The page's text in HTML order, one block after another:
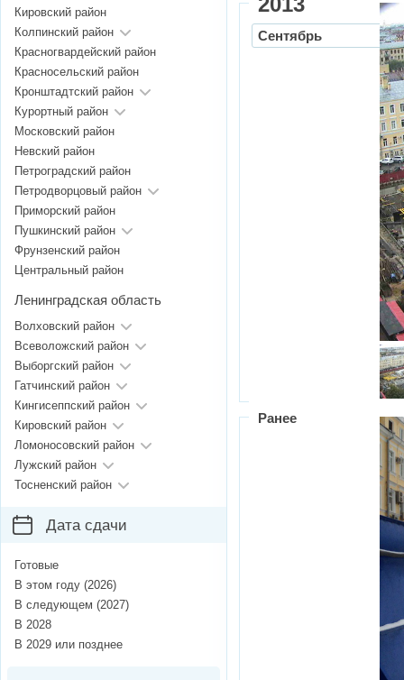
Сентябрь
Ранее
Кировский район
Колпинский район
Красногвардейский район
Красносельский район
Кронштадтский район
Курортный район
Московский район
Невский район
Петроградский район
Петродворцовый район
Приморский район
Пушкинский район
Фрунзенский район
Центральный район
Ленинградская область
Волховский район
Всеволожский район
Выборгский район
Гатчинский район
Кингисеппский район
Кировский район
Ломоносовский район
Лужский район
Тосненский район
Дата сдачи
Готовые
В этом году (2026)
В следующем (2027)
В 2028
В 2029 или позднее